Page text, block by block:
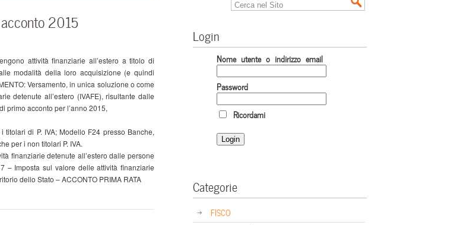
2015
attività finanziarie all’estero a titolo di
modalità della loro acquisizione (e quindi
Versamento, in unica soluzione o come
detenute all’estero (IVAFE), risultante dalle
primo acconto per l’anno 2015,
titolari di P. IVA; Modello F24 presso Banche,
per i non titolari P. IVA.
finanziarie detenute all’estero dalle persone
– Imposta sul valore delle attività finanziarie
dello Stato – ACCONTO PRIMA RATA
Login
Nome utente o indirizzo email
Password
Ricordami
Categorie
FISCO